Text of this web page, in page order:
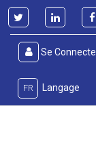
Se
FR Langage